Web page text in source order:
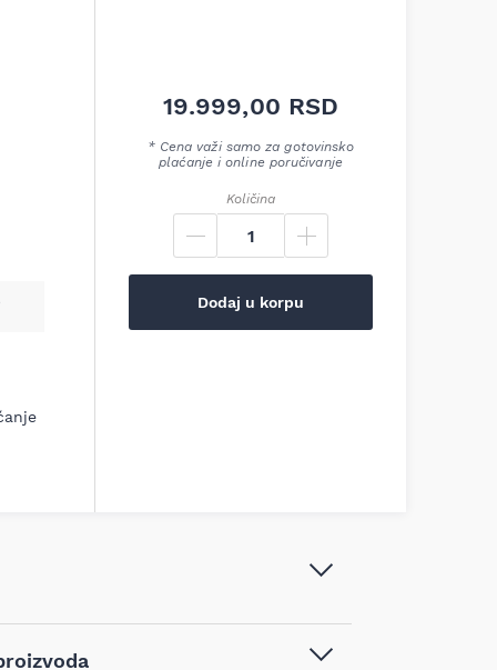
19.999,00 RSD
* Cena važi samo za gotovinsko
plaćanje i online poručivanje
Količina
Dodaj u korpu
prskalica MT20, 07.012